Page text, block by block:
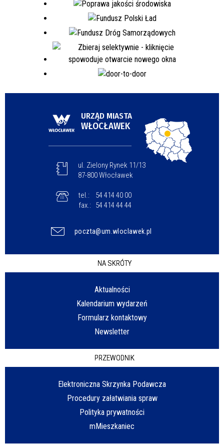
URZĄD MIASTA
WŁOCŁAWEK
ul. Zielony Rynek 11/13
87-800 Włocławek
tel.:
54 414 40 00
fax.:
54 414 44 44
poczta@um.wloclawek.pl
NA SKRÓTY
Aktualności
Kalendarium wydarzeń
Formularz kontaktowy
Newsletter
PRZEWODNIK
Elektroniczna Skrzynka Podawcza
Procedury załatwiania spraw
Polityka prywatności
mMieszkaniec